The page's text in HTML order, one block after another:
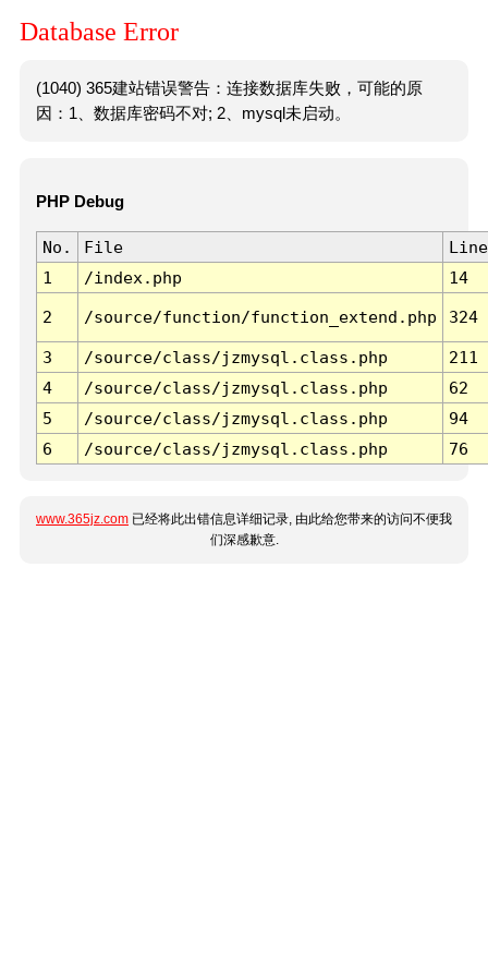
Database Error
(1040) 365建站错误警告：连接数据库失败，可能的原
因：1、数据库密码不对; 2、mysql未启动。
PHP Debug
No. File
Line
1
/index.php 14
2 /source/function/function_extend.php 324
3 /source/class/jzmysql.class.php
211
4
/source/class/jzmysql.class.php
62
5
/source/class/jzmysql.class.php
94
6
/source/class/jzmysql.class.php 76
www.365jz.com 已经将此出错信息详细记录, 由此给您带来的访问不便我
们深感歉意.